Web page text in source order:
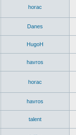
horac
Danes
HugoH
havros
horac
havros
talent